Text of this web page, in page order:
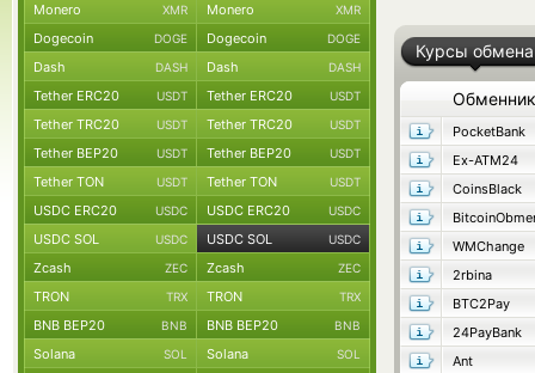
Курсы обмена
Обменник
PocketBank
Ex-ATM24
CoinsBlack
WMChange
2rbina
BTC2Pay
24PayBank
Ant
Monero XMR Monero XMR
Dogecoin DOGE Dogecoin DOGE
Dash DASH Dash DASH
Tether ERC20 USDT Tether ERC20 USDT
Tether TRC20 USDT Tether TRC20 USDT
Tether BEP20 USDT Tether BEP20 USDT
Tether TON USDT Tether TON USDT
USDC ERC20 USDC USDC ERC20 USDC
USDC SOL USDC USDC SOL USDC
Zcash ZEC Zcash ZEC
TRON TRX TRON TRX
BNB BEP20 BNB BNB BEP20 BNB
Solana SOL Solana SOL